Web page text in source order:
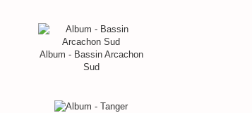
Album - Bassin Arcachon
Sud